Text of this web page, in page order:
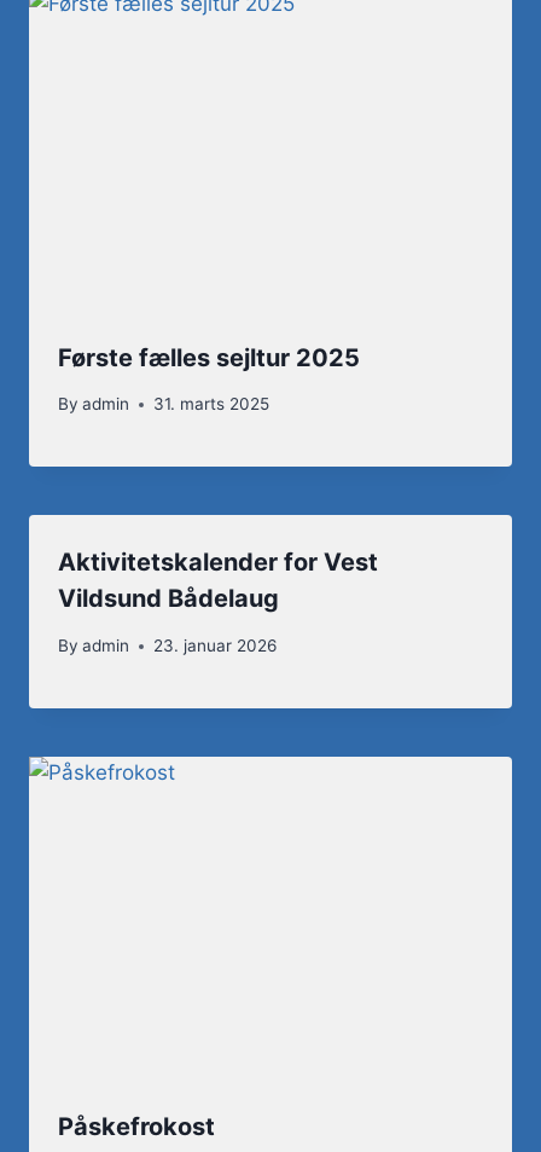
Første fælles sejltur 2025
By admin 31. marts 2025
Aktivitetskalender for Vest
Vildsund Bådelaug
By admin 23. januar 2026
Påskefrokost